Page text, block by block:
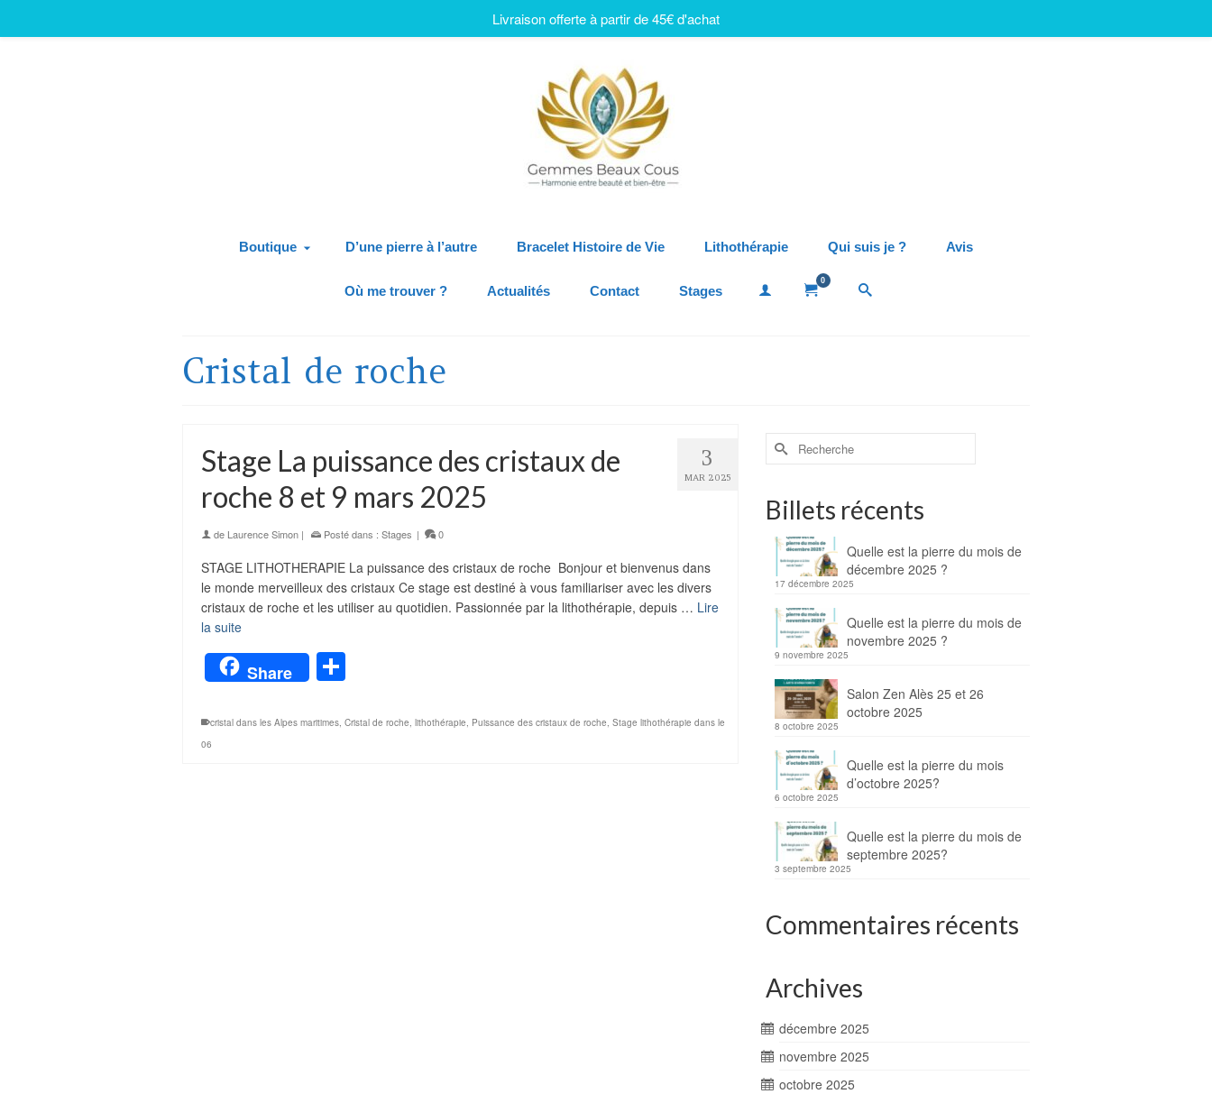
Boutique D’une pierre à l’autre Bracelet Histoire de Vie Lithothérapie Qui suis je ? Avis
Où me trouver ? Actualités Contact Stages
0
Cristal de roche
3
MAR 2025
Stage La puissance des cristaux de
roche 8 et 9 mars 2025
de Laurence Simon | Posté dans : Stages | 0
STAGE LITHOTHERAPIE La puissance des cristaux de roche Bonjour et bienvenus dans
le monde merveilleux des cristaux Ce stage est destiné à vous familiariser avec les divers
cristaux de roche et les utiliser au quotidien. Passionnée par la lithothérapie, depuis … Lire
la suite
Share
cristal dans les Alpes maritimes, Cristal de roche, lithothérapie, Puissance des cristaux de roche, Stage lithothérapie dans le
06
Billets récents
Quelle est la pierre du mois de
décembre 2025 ?
17 décembre 2025
Quelle est la pierre du mois de
novembre 2025 ?
9 novembre 2025
Salon Zen Alès 25 et 26
octobre 2025
8 octobre 2025
Quelle est la pierre du mois
d’octobre 2025?
6 octobre 2025
Quelle est la pierre du mois de
septembre 2025?
3 septembre 2025
Commentaires récents
Archives
décembre 2025
novembre 2025
octobre 2025
Livraison offerte à partir de 45€ d'achat